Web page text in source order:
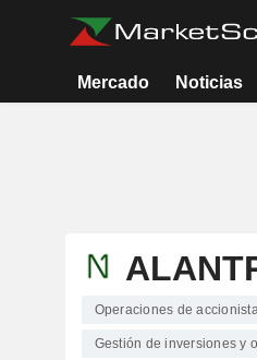
Mercado Noticias
Operaciones de
Gestión de inversiones y